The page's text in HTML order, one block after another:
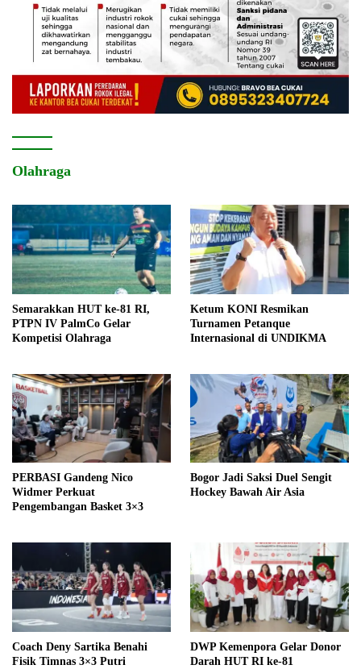
Olahraga
Semarakkan HUT ke-81 RI,
PTPN IV PalmCo Gelar
Kompetisi Olahraga
Ketum KONI Resmikan
Turnamen Petanque
Internasional di UNDIKMA
PERBASI Gandeng Nico
Widmer Perkuat
Pengembangan Basket 3×3
Bogor Jadi Saksi Duel Sengit
Hockey Bawah Air Asia
Coach Deny Sartika Benahi
Fisik Timnas 3×3 Putri
DWP Kemenpora Gelar Donor
Darah HUT RI ke-81